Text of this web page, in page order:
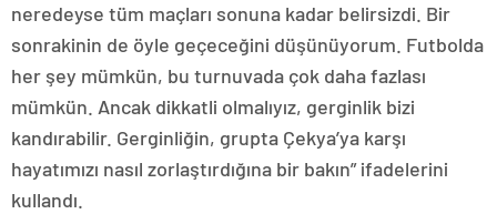
neredeyse tüm maçları sonuna kadar belirsizdi. Bir
sonrakinin de öyle geçeceğini düşünüyorum. Futbolda
her şey mümkün, bu turnuvada çok daha fazlası
mümkün. Ancak dikkatli olmalıyız, gerginlik bizi
kandırabilir. Gerginliğin, grupta Çekya’ya karşı
hayatımızı nasıl zorlaştırdığına bir bakın” ifadelerini
kullandı.